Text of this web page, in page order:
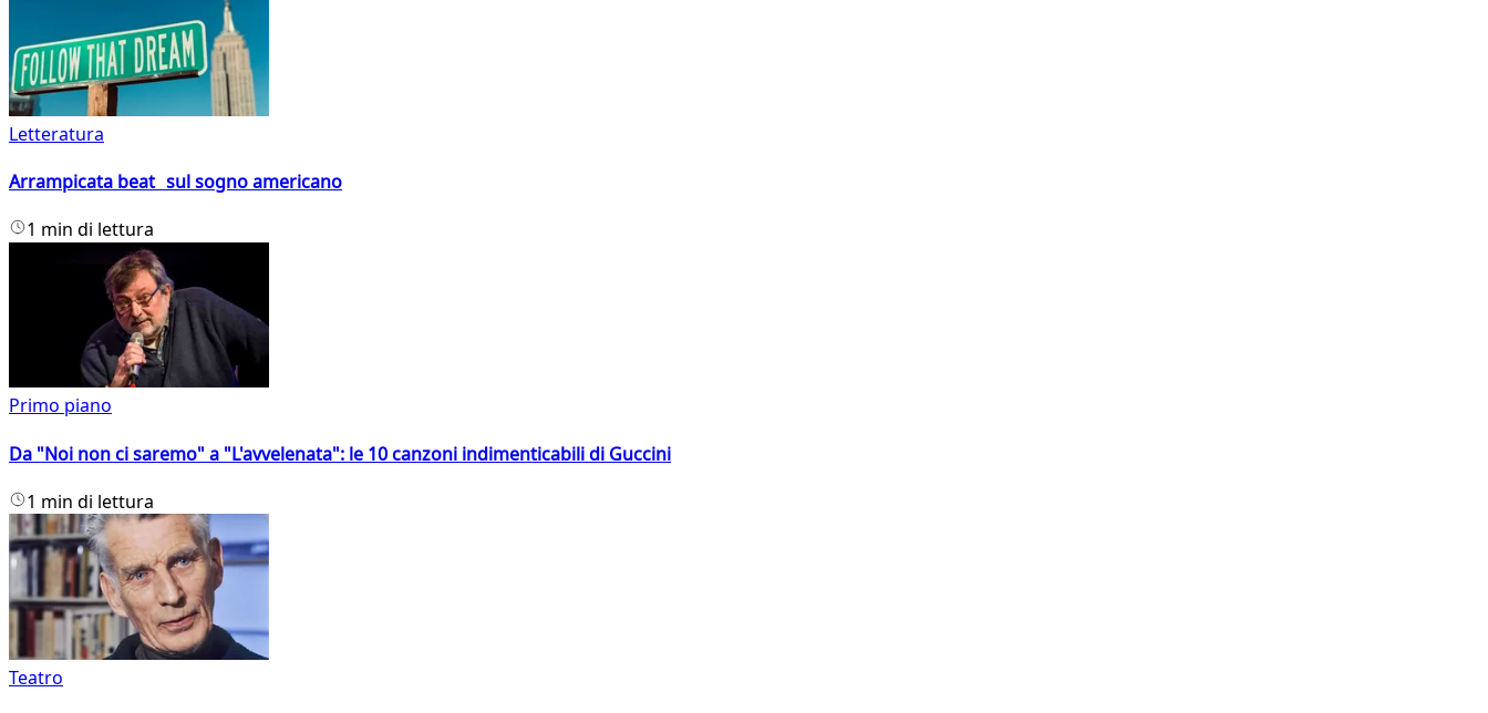
Letteratura
Arrampicata beat sul sogno americano
1 min di lettura
Primo piano
Da "Noi non ci saremo" a "L'avvelenata": le 10 canzoni indimenticabili di Guccini
1 min di lettura
Teatro